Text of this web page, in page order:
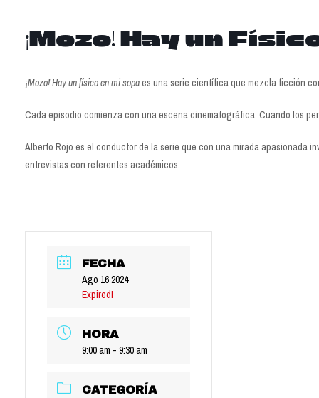
¡Mozo! Hay un
¡Mozo! Hay un físico en mi sopaes una serie científica que mezcla ficción
Cada episodio comienza con una escena cinematográfica. Cuando los
Alberto Rojo es el conductor de la serie que con una mirada apasionada
entrevistas con referentes académicos.
FECHA
Ago 16 2024
Expired!
HORA
9:00 am - 9:30 am
CATEGORÍA